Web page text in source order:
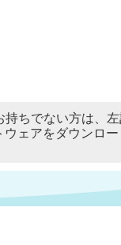
ちでない方は、
ェアをダウンロー